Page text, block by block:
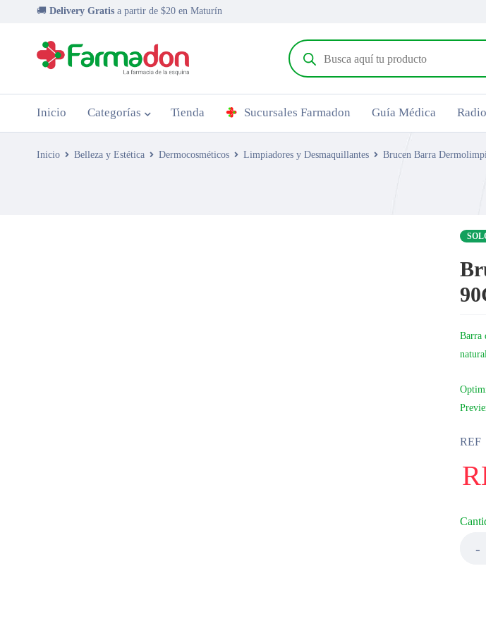
🚚 Delivery Gratis a partir de $20 en Maturín
Inicio Categorías Tienda Sucursales Farmadon Guía Médica
Inicio Belleza y Estética Dermocosméticos Limpiadores y Desmaquillantes Brucen Barra
Barra
REF